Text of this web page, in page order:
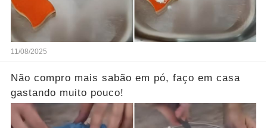
11/08/2025
Não compro mais sabão em pó, faço em casa
gastando muito pouco!